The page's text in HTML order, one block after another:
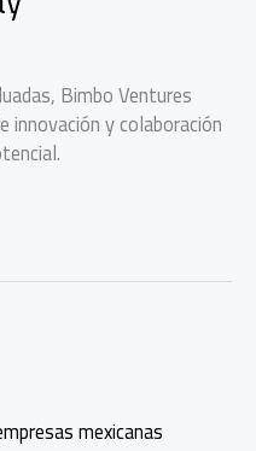
Bimbo Ventures
y colaboración
mexicanas